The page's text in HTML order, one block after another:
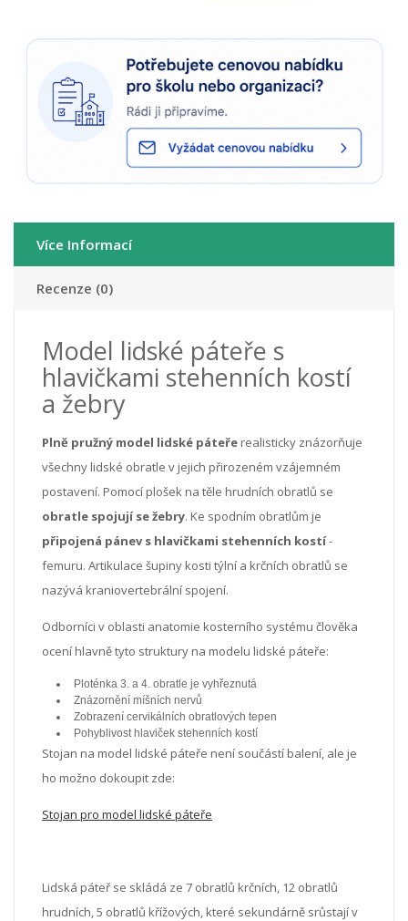
Více Informací
Recenze (0)
Model lidské páteře s
hlavičkami stehenních kostí
a žebry
Plně pružný model lidské páteře realisticky znázorňuje
všechny lidské obratle v jejich přirozeném vzájemném
postavení. Pomocí plošek na těle hrudních obratlů se
obratle spojují se žebry. Ke spodním obratlům je
připojená pánev s hlavičkami stehenních kostí-
femuru. Artikulace šupiny kosti týlní a krčních obratlů se
nazývá kraniovertebrální spojení.
Odborníci v oblasti anatomie kosterního systému člověka
ocení hlavně tyto struktury na modelu lidské páteře:
Ploténka 3. a 4. obratle je vyhřeznutá
Znázornění míšních nervů
Zobrazení cervikálních obratlových tepen
Pohyblivost hlaviček stehenních kostí
Stojan na model lidské páteře není součástí balení, ale je
ho možno dokoupit zde:
Stojan pro model lidské páteře
Lidská páteř se skládá ze 7 obratlů krčních, 12 obratlů
hrudních, 5 obratlů křížových, které sekundárně srůstají v